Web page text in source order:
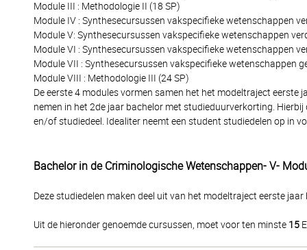
Module III : Methodologie II (18 SP)
Module IV : Synthesecursussen vakspecifieke wetenschappen
Module V: Synthesecursussen vakspecifieke wetenschappen
Module VI : Synthesecursussen vakspecifieke wetenschappen
Module VII : Synthesecursussen vakspecifieke wetenschappen
Module VIII : Methodologie III (24 SP)
De eerste 4 modules vormen samen het het modeltraject
nemen in het 2de jaar bachelor met studieduurverkorting.
en/of studiedeel. Idealiter neemt een student studiedelen op in
Bachelor in de Criminologische Wetenschappen- V-
Deze studiedelen maken deel uit van het modeltraject eerste
Uit de hieronder genoemde cursussen, moet voor ten minste 15